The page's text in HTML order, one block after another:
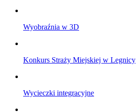
Wyobraźnia w 3D
Konkurs Straży Miejskiej w Legnicy
Wycieczki integracyjne